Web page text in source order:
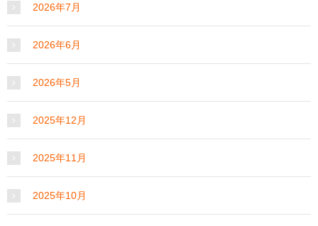
2026年7月
2026年6月
2026年5月
2025年12月
2025年11月
2025年10月